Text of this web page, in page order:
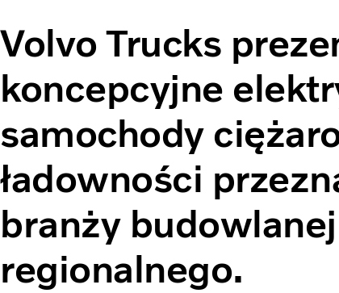
Volvo Trucks
koncepcyjne
samochody
ładowności
branży
regionalnego.